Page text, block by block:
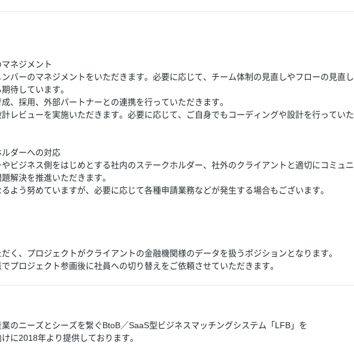
ネジメント
ンバーのマネジメントをいただきます。必要に応じて、チーム体制の見直しやフローの見直し
待しています。
、採用、外部パートナーとの連携を行っていただきます。
計レビューを実施いただきます。必要に応じて、ご自身でもコーディングや設計を行っていた
ダーへの対応
やビジネス側をはじめとする社内のステークホルダー、社外のクライアントと適切にコミュニ
解決を推進いただきます。
よう努めていますが、必要に応じて各種申請業務などが発生する場合もございます。
く、プロジェクトがクライアントの金融機関様のデータを扱うポジションとなります。
プロジェクト参画後に社員への切り替えをご依頼させていただきます。
のニーズとシーズを繋ぐBtoB／SaaS型ビジネスマッチングシステム「LFB」を
に2018年より提供しております。